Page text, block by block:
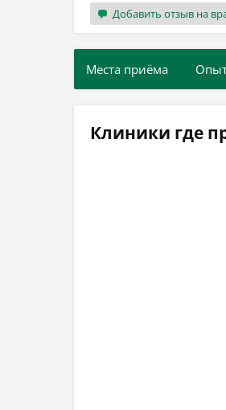
Добавить отзыв на
Места приёма
Клиники где